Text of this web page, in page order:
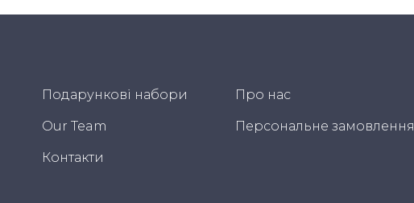
Подарункові набори
Our Team
Контакти
Про нас
Персональне замовлення